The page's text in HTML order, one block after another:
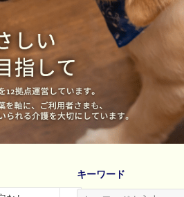
キーワード